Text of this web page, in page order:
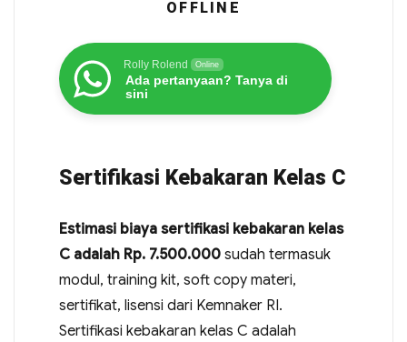
OFFLINE
Rolly Rolend Online
Ada pertanyaan? Tanya di
sini
Sertifikasi Kebakaran Kelas C
Estimasi biaya sertifikasi kebakaran kelas
C adalah Rp. 7.500.000sudah termasuk
modul, training kit, soft copy materi,
sertifikat, lisensi dari Kemnaker RI.
Sertifikasi kebakaran kelas C adalah